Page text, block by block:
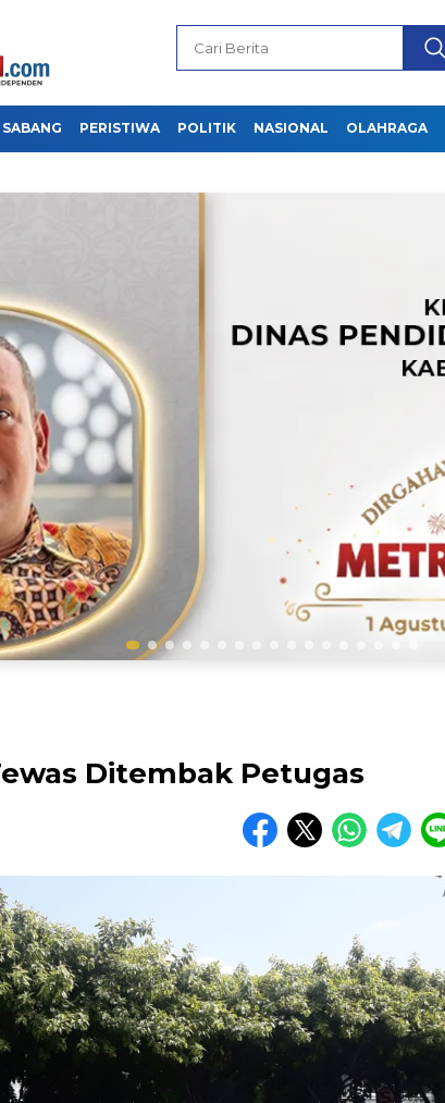
SABANG PERISTIWA POLITIK NASIONAL OLAHRAGA
Ditembak Petugas